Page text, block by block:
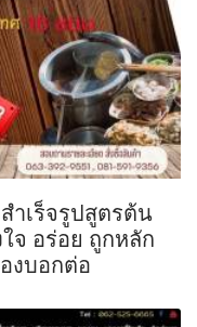
ำเร็จรูปสูตรต้น
จ อร่อย ถูกหลัก
งบอกต่อ